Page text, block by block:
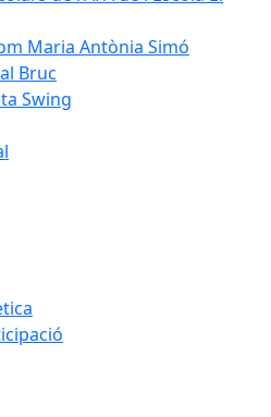
Maria Antònia Simó
Bruc
Swing